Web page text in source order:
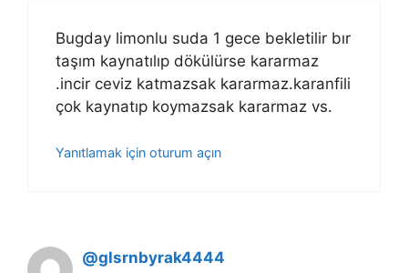
Bugday limonlu suda 1 gece bekletilir bır
taşım kaynatılıp dökülürse kararmaz
.incir ceviz katmazsak kararmaz.karanfili
çok kaynatıp koymazsak kararmaz vs.
Yanıtlamak için oturum açın
@glsrnbyrak4444